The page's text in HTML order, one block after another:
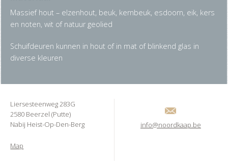
Massief hout – elzenhout, beuk, kernbeuk, esdoorn, eik, kers
en noten, wit of natuur geolied
Schuifdeuren kunnen in hout of in mat of blinkend glas in
diverse kleuren
info@noordkaap.be
Liersesteenweg 283G
2580 Beerzel (Putte)
Nabij Heist-Op-Den-Berg
Map